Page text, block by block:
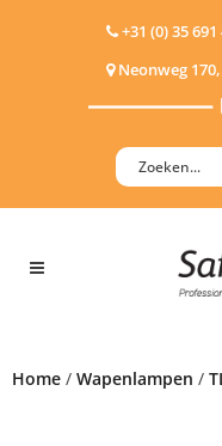
+31 (0) 35 691
Neonweg
Home / Wapenlampen /